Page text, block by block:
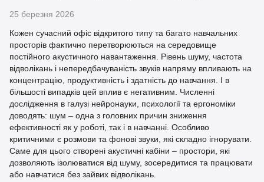
25 березня 2026
Кожен сучасний офіс відкритого типу та багато навчальних
просторів фактично перетворюються на середовище
постійного акустичного навантаження. Рівень шуму, частота
відволікань і непередбачуваність звуків напряму впливають на
концентрацію, продуктивність і здатність до навчання. І в
більшості випадків цей вплив є негативним. Численні
дослідження в галузі нейронауки, психології та ергономіки
доводять: шум – одна з головних причин зниження
ефективності як у роботі, так і в навчанні. Особливо
критичними є розмови та фонові звуки, які складно ігнорувати.
Саме для цього створені акустичні кабіни – простори, які
дозволяють ізолюватися від шуму, зосередитися та працювати
або навчатися без зайвих відволікань.